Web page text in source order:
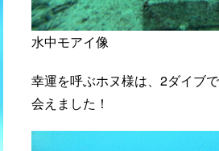
水中モアイ像
幸運を呼ぶホヌ様は、2ダイブ
会えました！